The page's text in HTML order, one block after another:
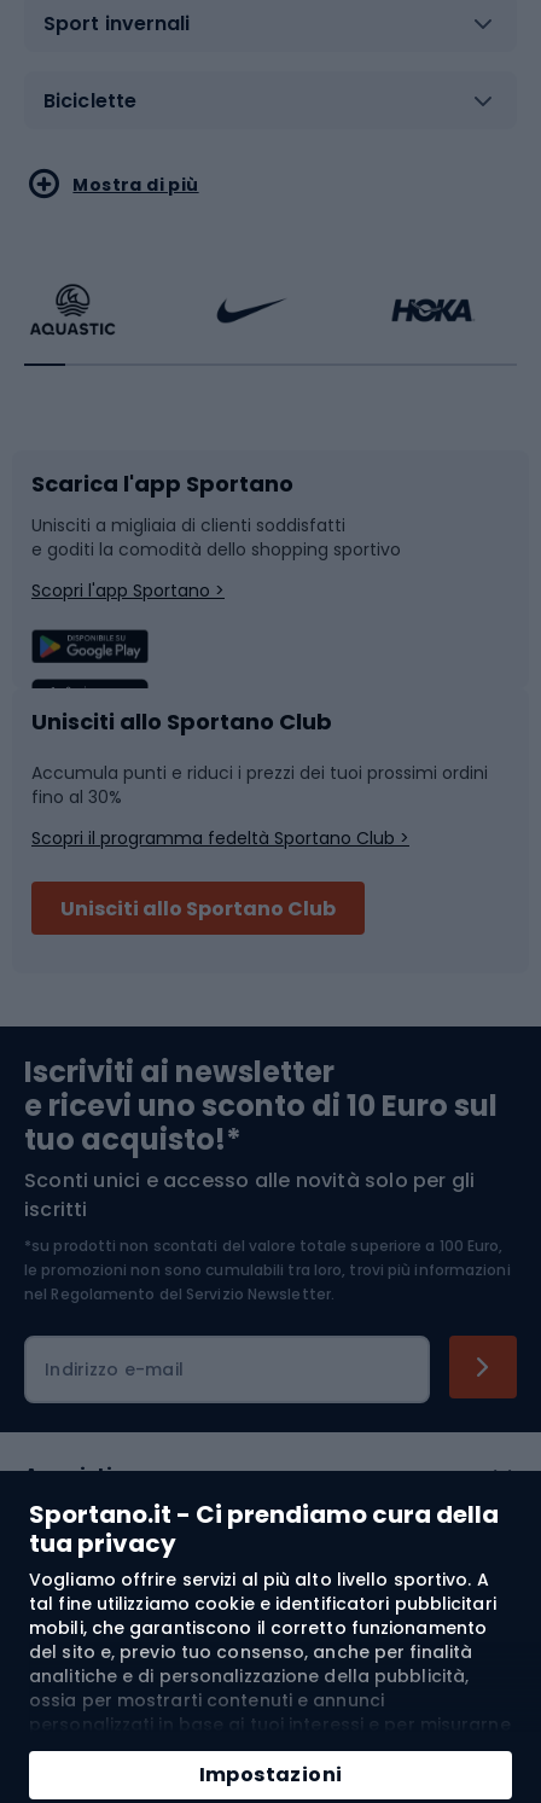
Sportano.it - Ci prendiamo cura della
tua privacy
Vogliamo offrire servizi al più alto livello sportivo. A
tal fine utilizziamo cookie e identificatori pubblicitari
mobili, che garantiscono il corretto funzionamento
del sito e, previo tuo consenso, anche per finalità
analitiche e di personalizzazione della pubblicità,
ossia per mostrarti contenuti e annunci
personalizzati in base ai tuoi interessi e per misurarne
l’efficacia. I cookie e gli identificatori pubblicitari
mobili possono essere utilizzati sia per attività
pubblicitarie personalizzate sia non personalizzate, a
Impostazioni
Aggiungi al carrello
Sport invernali
Biciclette
Sport acquatici
Bikepacking
Bushcraft
Corsa
Sport di squadra
Caschi da ciclismo
Skitouring
Abbigliamento da escursionismo
Sport di arti marziali
Sport con le racchette
Slitte e slittini
Snowboard
Camminata nordica
Nuoto
Pattinaggio
Componenti per biciclette
Arrampicata
Medicina dello sport
Abbigliamento ciclistico
Mostra di più
Scarica l'app Sportano
Unisciti a migliaia di clienti soddisfatti
e goditi la comodità dello shopping sportivo
Scopri l'app Sportano >
Unisciti allo Sportano Club
Accumula punti e riduci i prezzi dei tuoi prossimi ordini
fino al 30%
Scopri il programma fedeltà Sportano Club >
Unisciti allo Sportano Club
Iscriviti ai newsletter
e ricevi uno sconto di 10 Euro sul
tuo acquisto!*
Sconti unici e accesso alle novità solo per gli
iscritti
*su prodotti non scontati del valore totale superiore a 100 Euro,
le promozioni non sono cumulabili tra loro, trovi più informazioni
nel Regolamento del Servizio Newsletter.
Indirizzo e-mail
Acquisti
Servizio clienti
Regolamento
Chi siamo